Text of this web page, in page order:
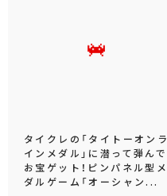
タイクレの「タイトーオンラ
インメダル」に潜って弾んで
お宝ゲット！ピンパネル型メ
ダルゲーム「オーシャン...